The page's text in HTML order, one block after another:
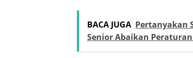
BACA JUGA Pertanyakan
Senior Abaikan